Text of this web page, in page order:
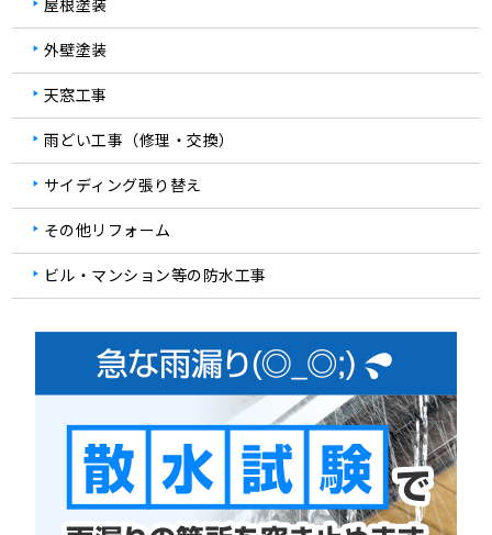
屋根塗装
外壁塗装
天窓工事
雨どい工事（修理・交換）
サイディング張り替え
その他リフォーム
ビル・マンション等の防水工事